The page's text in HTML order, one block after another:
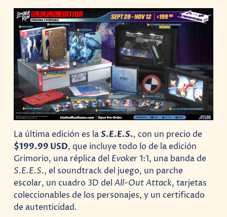
La última edición es laS.E.E.S., con un precio de
$199.99 USD, que incluye todo lo de la edición
Grimorio, una réplica del Evoker1:1, una banda de
S.E.E.S., el soundtrack del juego, un parche
escolar, un cuadro 3D delAll-Out Attack, tarjetas
coleccionables de los personajes, y un certificado
de autenticidad.